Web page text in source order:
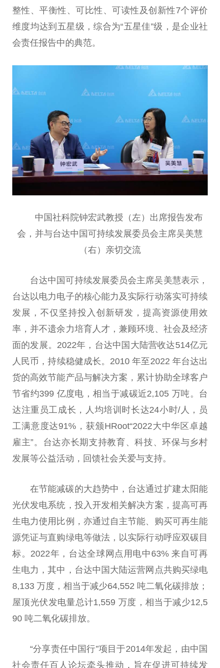
整性、平衡性、可比性、可读性及创新性7个评价
维度均达到五星级，综合为“五星佳”级，是企业社
会责任报告中的典范。
中国社科院钟宏武教授（左）出席报告发布
会，并与台达中国可持续发展委员会主席吴美慧
（右）亲切交流
台达中国可持续发展委员会主席吴美慧表示，
台达以电力电子的核心能力及实际行动落实可持续
发展，不仅坚持投入创新研发，提高资源使用效
率，并不遗余力培育人才，兼顾环境、社会及经济
面的发展。2022年，台达中国大陆营收达514亿元
人民币，持续稳健成长。2010 年至2022 年台达出
货的高效节能产品与解决方案，累计协助全球客户
节省约399 亿度电，相当于减碳近2,105 万吨。台
达注重员工成长，人均培训时长达24小时/人，员
工满意度达91%，获颁HRoot“2022大中华区卓越
雇主”。台达亦长期支持教育、科技、环保与乡村
发展等公益活动，回馈社会关爱与支持。
在节能减碳的大趋势中，台达通过扩建太阳能
光伏发电系统，投入开发相关解决方案，提高可再
生电力使用比例，亦通过自主节能、购买可再生能
源凭证与直购绿电等做法，以实际行动呼应双碳目
标。2022年，台达全球网点用电中63% 来自可再
生电力，其中，台达中国大陆运营网点共购买绿电
8,133 万度，相当于减少64,552 吨二氧化碳排放；
屋顶光伏发电量总计1,559 万度，相当于减少12,5
90 吨二氧化碳排放。
“分享责任中国行”项目于2014年发起，由中国
社会责任百人论坛牵头推动，旨在促进可持续发